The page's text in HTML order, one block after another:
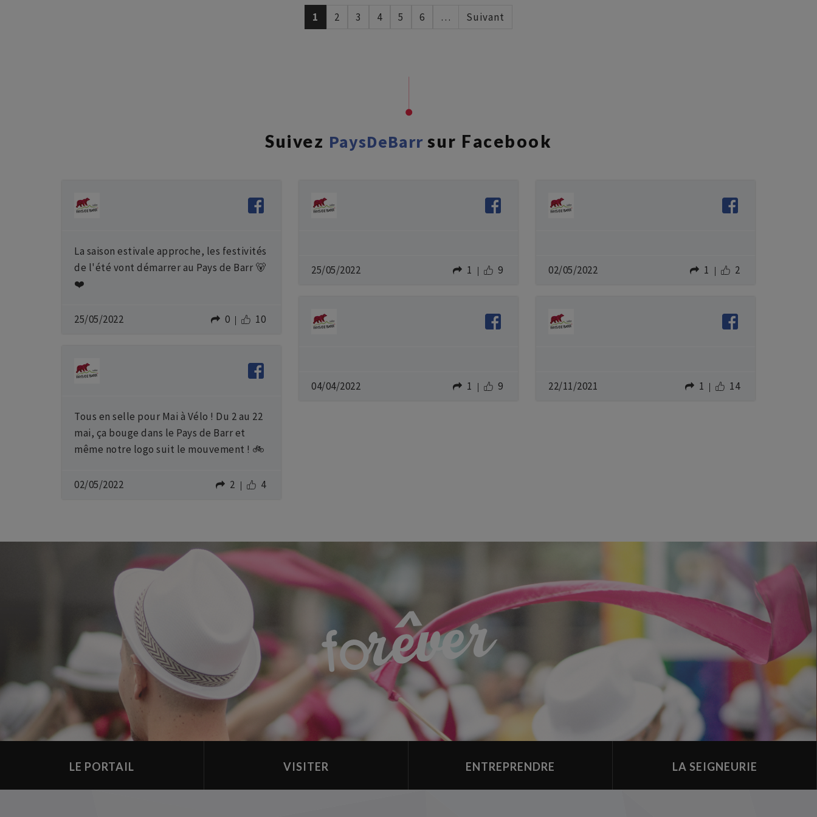
1 2 3 4 5 6 … Suivant
Suivez PaysDeBarrsur Facebook
La saison estivale approche, les festivités
de l'été vont démarrer au Pays de Barr 🐻
❤️
25/05/2022 10
0
Tous en selle pour Mai à Vélo ! Du 2 au 22
mai, ça bouge dans le Pays de Barr et
même notre logo suit le mouvement ! 🚲
02/05/2022 4
2
25/05/2022 9
1
04/04/2022 9
1
02/05/2022 2
1
22/11/2021 14
1
LE PORTAIL VISITER ENTREPRENDRE LA SEIGNEURIE